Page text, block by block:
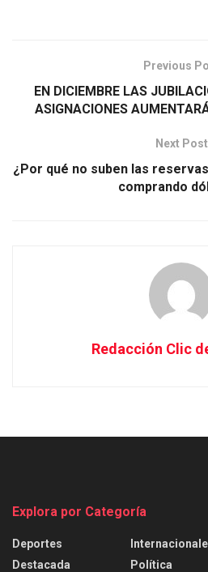
Previous
EN DICIEMBRE LAS
ASIGNACIONES
Next Post
¿Por qué no suben las
comprando
Redacción Clic
Explora por Categoría
Deportes
Destacada
Política